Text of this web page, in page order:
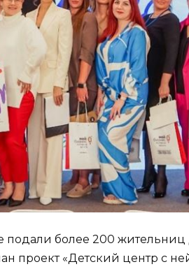
подали более 200 жительниц
проект «Детский центр с